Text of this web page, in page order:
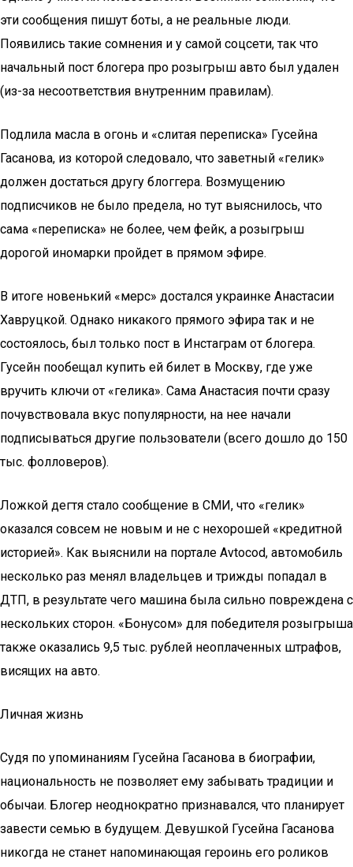
эти сообщения пишут боты, а не реальные люди.
Появились такие сомнения и у самой соцсети, так что
начальный пост блогера про розыгрыш авто был удален
(из-за несоответствия внутренним правилам).
Подлила масла в огонь и «слитая переписка» Гусейна
Гасанова, из которой следовало, что заветный «гелик»
должен достаться другу блоггера. Возмущению
подписчиков не было предела, но тут выяснилось, что
сама «переписка» не более, чем фейк, а розыгрыш
дорогой иномарки пройдет в прямом эфире.
В итоге новенький «мерс» достался украинке Анастасии
Хавруцкой. Однако никакого прямого эфира так и не
состоялось, был только пост в Инстаграм от блогера.
Гусейн пообещал купить ей билет в Москву, где уже
вручить ключи от «гелика». Сама Анастасия почти сразу
почувствовала вкус популярности, на нее начали
подписываться другие пользователи (всего дошло до 150
тыс. фолловеров).
Ложкой дегтя стало сообщение в СМИ, что «гелик»
оказался совсем не новым и не с нехорошей «кредитной
историей». Как выяснили на портале Avtocod, автомобиль
несколько раз менял владельцев и трижды попадал в
ДТП, в результате чего машина была сильно повреждена с
нескольких сторон. «Бонусом» для победителя розыгрыша
также оказались 9,5 тыс. рублей неоплаченных штрафов,
висящих на авто.
Личная жизнь
Судя по упоминаниям Гусейна Гасанова в биографии,
национальность не позволяет ему забывать традиции и
обычаи. Блогер неоднократно признавался, что планирует
завести семью в будущем. Девушкой Гусейна Гасанова
никогда не станет напоминающая героинь его роликов